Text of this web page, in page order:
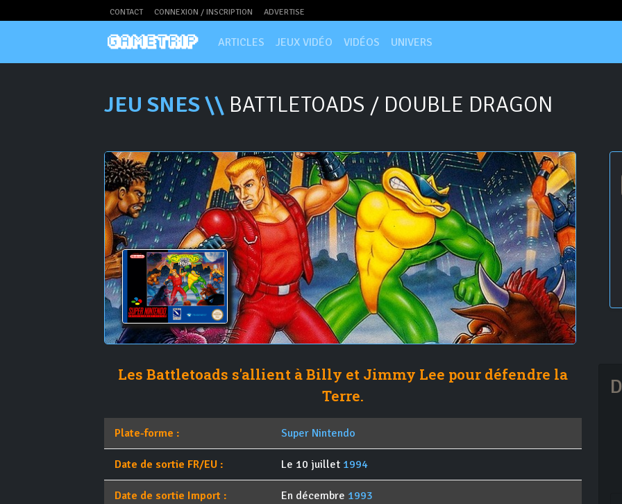
CONTACT CONNEXION / INSCRIPTION ADVERTISE
ARTICLES JEUX VIDÉO VIDÉOS UNIVERS
JEU SNES \\ BATTLETOADS / DOUBLE DRAGON
Les Battletoads s'allient à Billy et Jimmy Lee pour défendre la
Terre.
Plate-forme : Super Nintendo
Date de sortie FR/EU : Le 10 juillet 1994
Date de sortie Import : En décembre 1993